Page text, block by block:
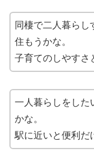
同棲で二人暮らし
住もうかな。
子育てのしやすさ
一人暮らしをした
かな。
駅に近いと便利